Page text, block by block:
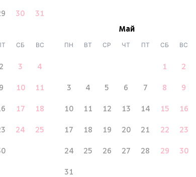
30 31
СБ ВС
2 3 4
9 10 11
17 18
24 25
Май
ПН ВТ СР ЧТ ПТ СБ ВС
1 2
3 4 5 6 7 8 9
10 11 12 13 14 15 16
17 18 19 20 21 22 23
24 25 26 27 28 29 30
31